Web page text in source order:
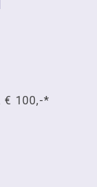
€ 100,-*